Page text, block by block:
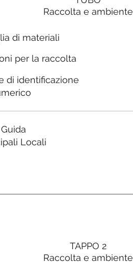
Raccolta e ambiente
di materiali
per la raccolta
di identificazione
Locali
TAPPO 2
Raccolta e ambiente